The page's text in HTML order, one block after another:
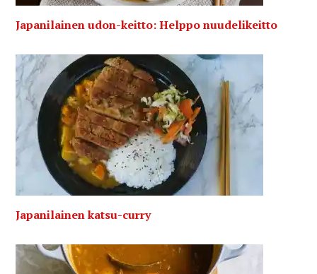
Japanilainen udon-keitto: Helppo nuudelikeitto
Japanilainen katsu-curry